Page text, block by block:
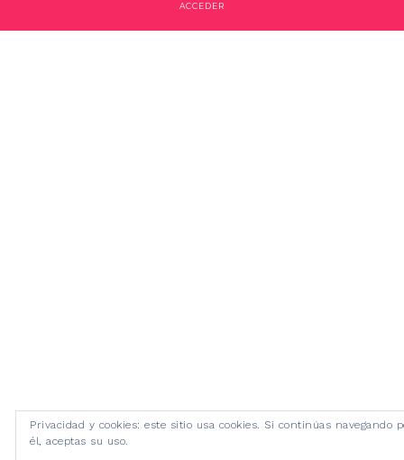
ACCEDER
Privacidad y cookies: este sitio usa cookies. Si continúas navegando
él, aceptas su uso.